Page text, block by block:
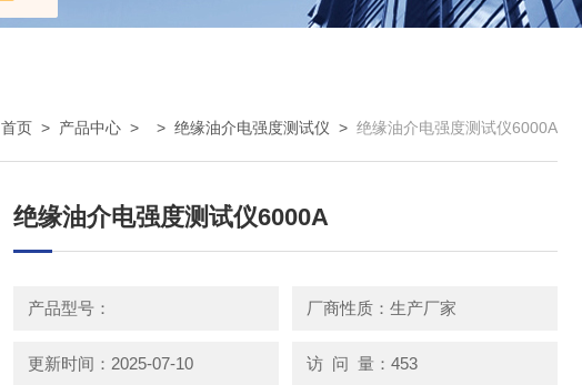
首页 > 产品中心 > > 绝缘油介电强度测试仪 > 绝缘油介电强度测试仪6000A
绝缘油介电强度测试仪6000A
产品型号： 厂商性质：生产厂家
更新时间：2025-07-10 访 问 量：453